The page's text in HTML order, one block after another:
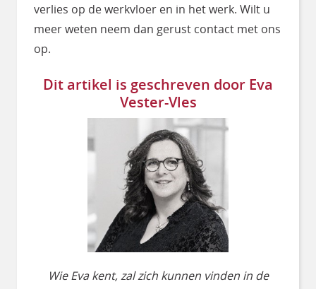
verlies op de werkvloer en in het werk. Wilt u
meer weten neem dan gerust contact met ons
op.
Dit artikel is geschreven door Eva
Vester-Vles
Wie Eva kent, zal zich kunnen vinden in de